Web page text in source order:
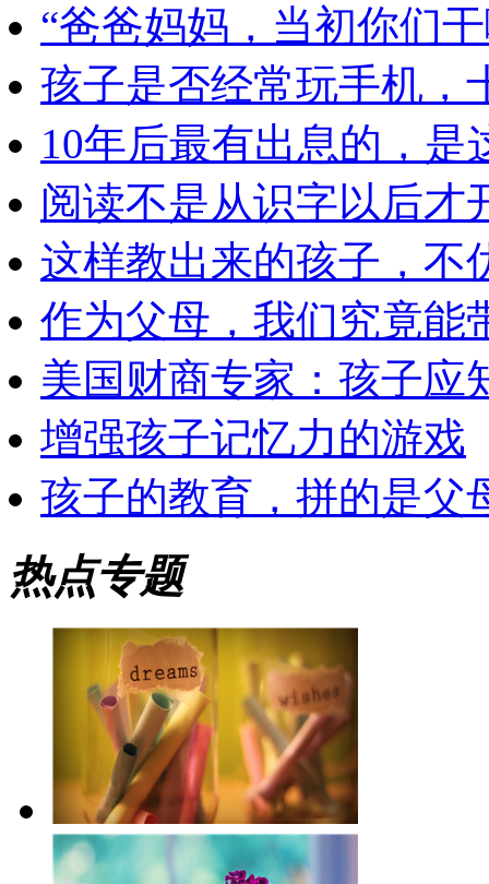
“爸爸妈妈，当初你们
孩子是否经常玩手机，
10年后最有出息的，是
阅读不是从识字以后才
这样教出来的孩子，不
作为父母，我们究竟能
美国财商专家：孩子应
增强孩子记忆力的游戏
孩子的教育，拼的是父
热点专题